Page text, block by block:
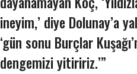
ineyim,’ diye Dolunay’a
‘gün sonu Burçlar
dengemizi yitiririz.’”